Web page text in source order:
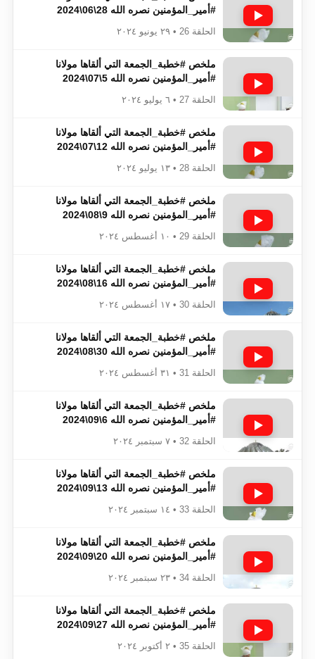
#أمير_المؤمنين​​​​​​​​​​​​​​ نصره الله 28\06\2024
الحلقة 26 • ٢٩ يونيو ٢٠٢٤
ملخص #خطبة_الجمعة​​​​​​​​​​​​​​ التي ألقاها مولانا
#أمير_المؤمنين​​​​​​​​​​​​​​ نصره الله 5\07\2024
الحلقة 27 • ٦ يوليو ٢٠٢٤
ملخص #خطبة_الجمعة​​​​​​​​​​​​​​ التي ألقاها مولانا
#أمير_المؤمنين​​​​​​​​​​​​​​ نصره الله 12\07\2024
الحلقة 28 • ١٣ يوليو ٢٠٢٤
ملخص #خطبة_الجمعة​​​​​​​​​​​​​​ التي ألقاها مولانا
#أمير_المؤمنين​​​​​​​​​​​​​​ نصره الله 9\08\2024
الحلقة 29 • ١٠ أغسطس ٢٠٢٤
ملخص #خطبة_الجمعة​​​​​​​​​​​​​​ التي ألقاها مولانا
#أمير_المؤمنين​​​​​​​​​​​​​​ نصره الله 16\08\2024
الحلقة 30 • ١٧ أغسطس ٢٠٢٤
ملخص #خطبة_الجمعة​​​​​​​​​​​​​​ التي ألقاها مولانا
#أمير_المؤمنين​​​​​​​​​​​​​​ نصره الله 30\08\2024
الحلقة 31 • ٣١ أغسطس ٢٠٢٤
ملخص #خطبة_الجمعة​​​​​​​​​​​​​​ التي ألقاها مولانا
#أمير_المؤمنين​​​​​​​​​​​​​​ نصره الله 6\09\2024
الحلقة 32 • ٧ سبتمبر ٢٠٢٤
ملخص #خطبة_الجمعة​​​​​​​​​​​​​​ التي ألقاها مولانا
#أمير_المؤمنين​​​​​​​​​​​​​​ نصره الله 13\09\2024
الحلقة 33 • ١٤ سبتمبر ٢٠٢٤
ملخص #خطبة_الجمعة​​​​​​​​​​​​​​ التي ألقاها مولانا
#أمير_المؤمنين​​​​​​​​​​​​​​ نصره الله 20\09\2024
الحلقة 34 • ٢٣ سبتمبر ٢٠٢٤
ملخص #خطبة_الجمعة​​​​​​​​​​​​​​ التي ألقاها مولانا
#أمير_المؤمنين​​​​​​​​​​​​​​ نصره الله 27\09\2024
الحلقة 35 • ٢ أكتوبر ٢٠٢٤